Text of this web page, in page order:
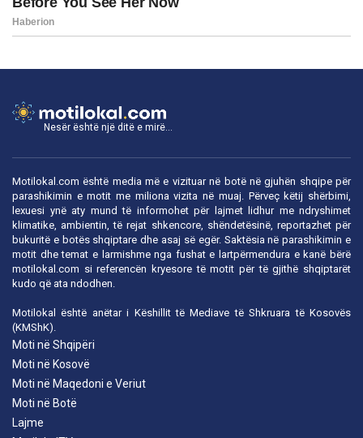
Nesër është një ditë e mirë...
Motilokal.com është media më e vizituar në botë në gjuhën shqipe për
parashikimin e motit me miliona vizita në muaj. Përveç këtij shërbimi,
lexuesi ynë aty mund të informohet për lajmet lidhur me ndryshimet
klimatike, ambientin, të rejat shkencore, shëndetësinë, reportazhet për
bukuritë e botës shqiptare dhe asaj së egër. Saktësia në parashikimin e
motit dhe temat e larmishme nga fushat e lartpërmendura e kanë bërë
motilokal.com si referencën kryesore të motit për të gjithë shqiptarët
kudo që ata ndodhen.
Motilokal është anëtar i Këshillit të Mediave të Shkruara të Kosovës
(KMShK).
Moti në Shqipëri
Moti në Kosovë
Moti në Maqedoni e Veriut
Moti në Botë
Lajme